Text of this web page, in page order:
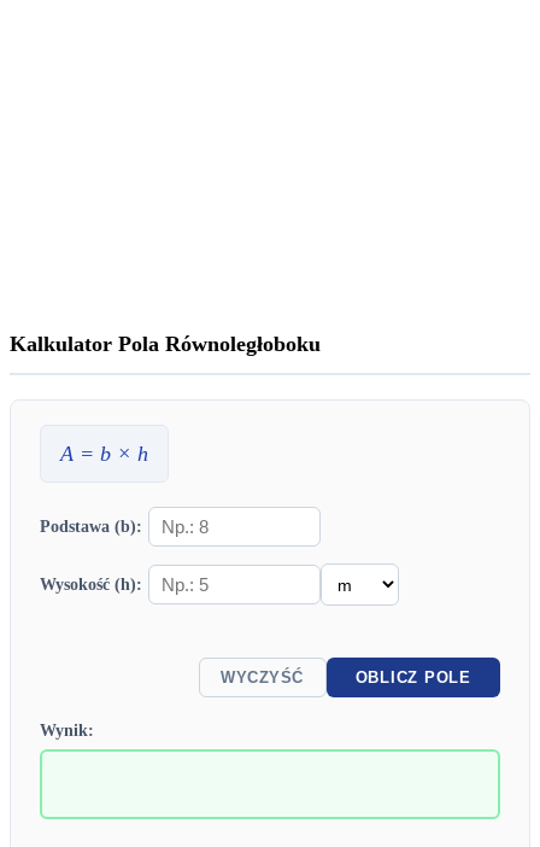
Kalkulator Pola Równoległoboku
A = b × h
Podstawa (b):
Wysokość (h):
WYCZYŚĆ OBLICZ POLE
Wynik: